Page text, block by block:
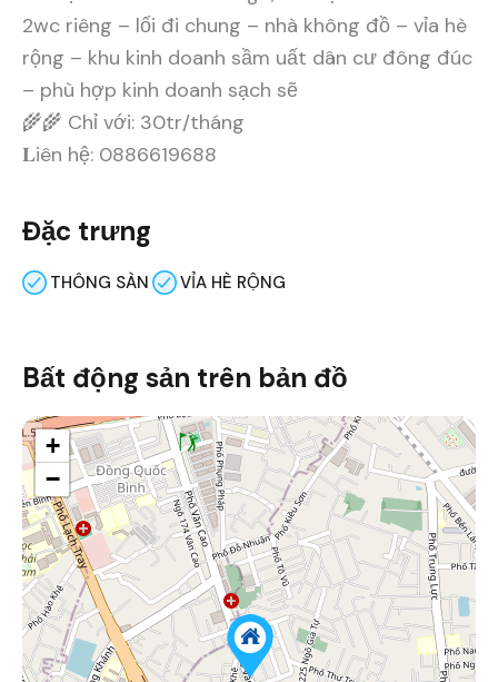
2wc riêng – lối đi chung – nhà không đồ – vỉa hè
rộng – khu kinh doanh sầm uất dân cư đông đúc
– phù hợp kinh doanh sạch sẽ
🌾🌾 Chỉ với: 30tr/tháng
𝐋iên hệ: 0886619688
Đặc trưng
THÔNG SÀN VỈA HÈ RỘNG
Bất động sản trên bản đồ
+
−